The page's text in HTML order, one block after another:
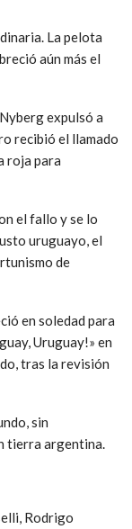
La pelota
aún más el
expulsó a
recibió el llamado
roja para
el fallo y se lo
uruguayo, el
de
en soledad para
Uruguay!» en
tras la revisión
sin
tierra argentina.
Rodrigo